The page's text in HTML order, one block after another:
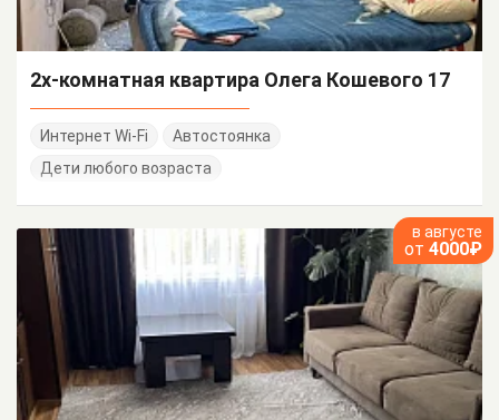
2х-комнатная квартира Олега Кошевого 17
Интернет Wi-Fi
Автостоянка
Дети любого возраста
в августе
от 4000₽